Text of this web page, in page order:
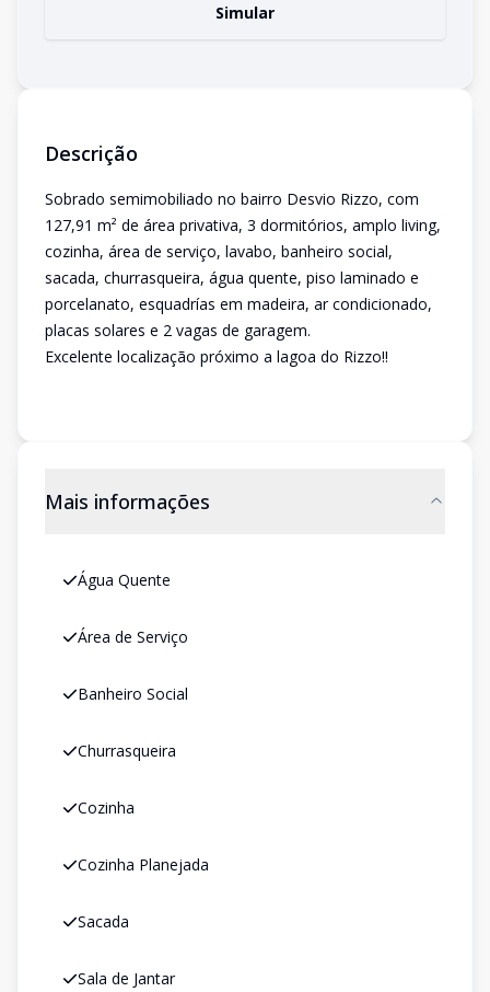
Simular
Descrição
Sobrado semimobiliado no bairro Desvio Rizzo, com
127,91 m² de área privativa, 3 dormitórios, amplo living,
cozinha, área de serviço, lavabo, banheiro social,
sacada, churrasqueira, água quente, piso laminado e
porcelanato, esquadrías em madeira, ar condicionado,
placas solares e 2 vagas de garagem.
Excelente localização próximo a lagoa do Rizzo!!
Mais informações
Água Quente
Área de Serviço
Banheiro Social
Churrasqueira
Cozinha
Cozinha Planejada
Sacada
Sala de Jantar